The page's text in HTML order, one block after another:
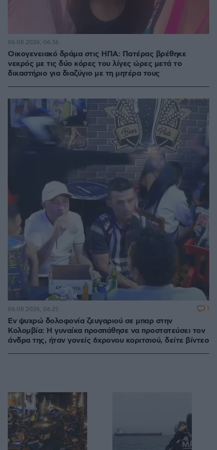
Οικογενειακό δράμα στις ΗΠΑ: Πατέρας βρέθηκε
νεκρός με τις δύο κόρες του λίγες ώρες μετά το
δικαστήριο για διαζύγιο με τη μητέρα τους
06.08.2026, 06:36
Εν ψυχρώ δολοφονία ζευγαριού σε μπαρ στην
Κολομβία: Η γυναίκα προσπάθησε να προστατεύσει τον
άνδρα της, ήταν γονείς 6χρονου κοριτσιού, δείτε βίντεο
06.08.2026, 06:25 1